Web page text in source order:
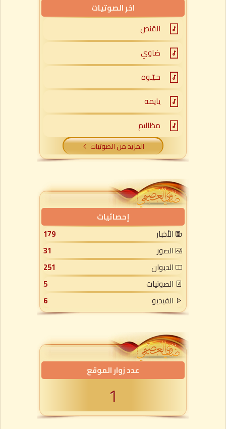
اخر الصوتيات
القنص
ضاوي
حـيّـوه
يايمه
مظاليم
المزيد من الصوتيات
إحصائيات
الأخبار
179
الصور
31
الديوان
251
الصوتيات
5
الفيديو
6
عدد زوار الموقع
1